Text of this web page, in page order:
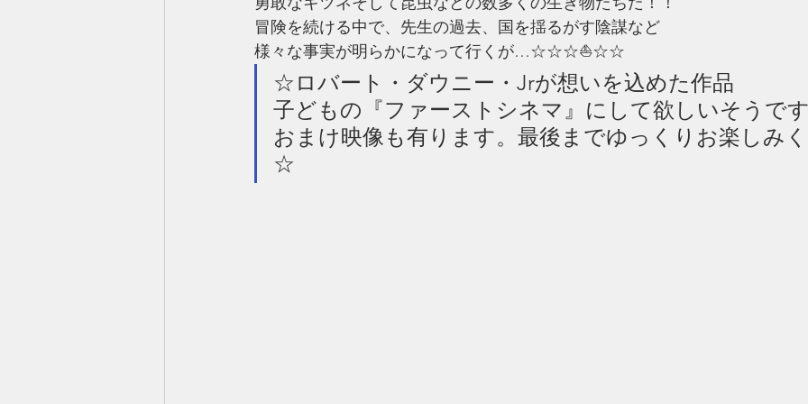
冒険を続ける中で、先生の過去、国を揺るがす陰謀など
様々な事実が明らかになって行くが…☆☆☆⛵️☆☆
☆ロバート・ダウニー・Jrが想いを込めた作品
子どもの『ファーストシネマ』にして欲しいそうです
おまけ映像も有ります。最後までゆっくりお楽しみ
☆